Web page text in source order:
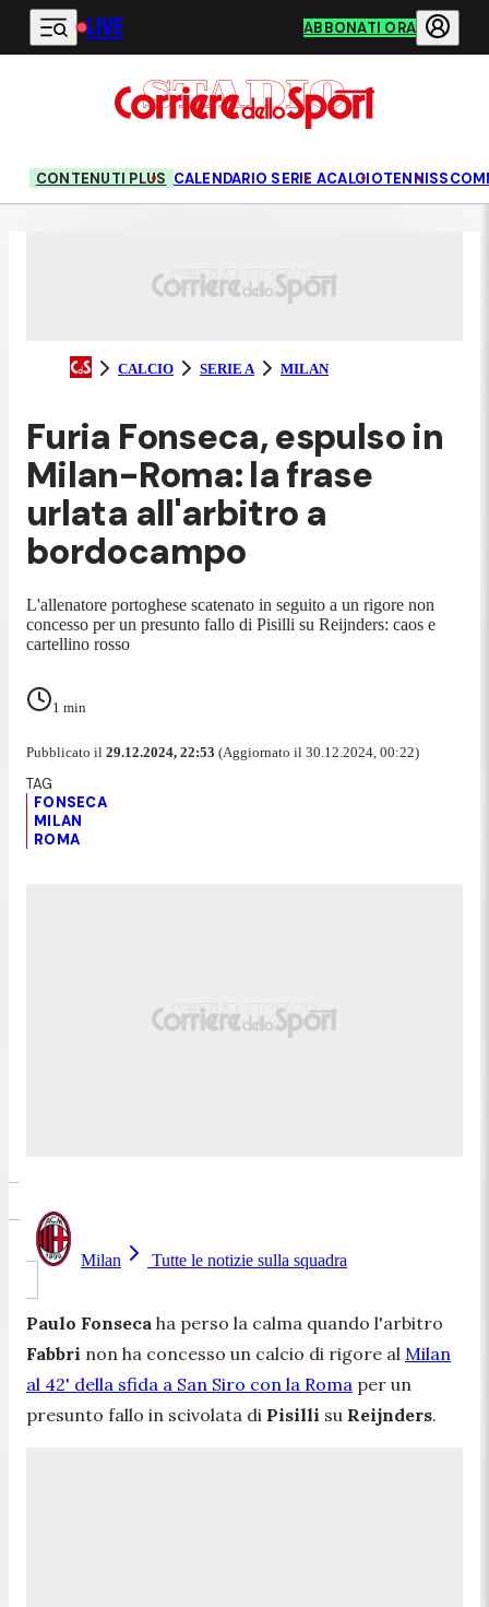
Vai al contenuto principale
LIVE ABBONATI ORA
CONTENUTI PLUS CALENDARIO SERIE ACALCIOTENNIS
CALCIO SERIE A MILAN
Furia Fonseca, espulso in
Milan-Roma: la frase
urlata all'arbitro a
bordocampo
L'allenatore portoghese scatenato in seguito a un rigore non
concesso per un presunto fallo di Pisilli su Reijnders: caos e
cartellino rosso
1 min
Pubblicato il 29.12.2024, 22:53 (Aggiornato il 30.12.2024, 00:22)
FONSECA
MILAN
ROMA
Milan Tutte le notizie sulla squadra
Paulo Fonseca ha perso la calma quando l'arbitro
Fabbri non ha concesso un calcio di rigore al Milan
al 42' della sfida a San Siro con la Roma per un
presunto fallo in scivolata di Pisilli su Reijnders.